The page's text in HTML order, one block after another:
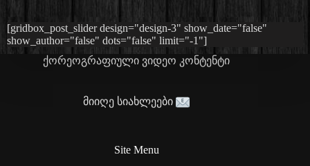
[gridbox_post_slider design="design-3" show_date="false"
show_author="false" dots="false" limit="-1"]
ქორეოგრაფიული ვიდეო კონტენტი
მიიღე სიახლეები
Site Menu